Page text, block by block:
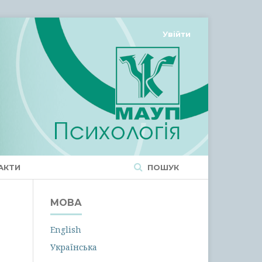
ПОШУК
Увійти
МОВА
English
Українська